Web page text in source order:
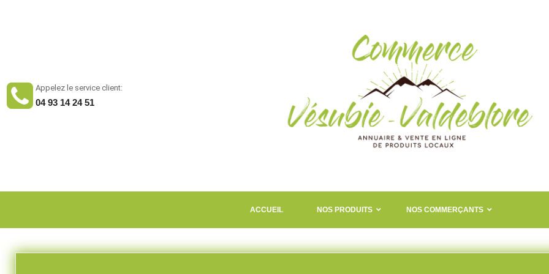
Appelez le service client:
04 93 14 24 51
ACCUEIL NOS PRODUITS NOS COMMERÇANTS